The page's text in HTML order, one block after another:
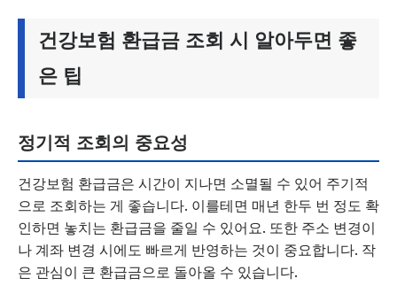
건강보험 환급금 조회 시 알아두면 좋
은 팁
정기적 조회의 중요성
건강보험 환급금은 시간이 지나면 소멸될 수 있어 주기적
으로 조회하는 게 좋습니다. 이를테면 매년 한두 번 정도 확
인하면 놓치는 환급금을 줄일 수 있어요. 또한 주소 변경이
나 계좌 변경 시에도 빠르게 반영하는 것이 중요합니다. 작
은 관심이 큰 환급금으로 돌아올 수 있습니다.